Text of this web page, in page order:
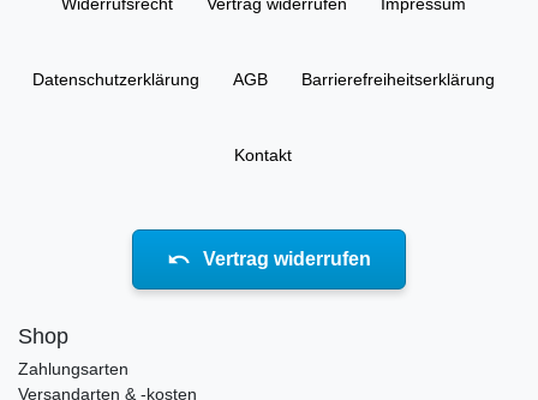
Widerrufs­recht Vertrag widerrufen Impressum
Daten­schutz­erklärung AGB Barrierefreiheitserklärung
Kontakt
Vertrag widerrufen
Shop
Zahlungsarten
Versandarten & -kosten